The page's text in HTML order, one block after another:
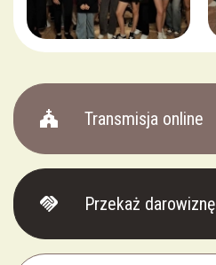
church Transmisja online
handshake Przekaż darowiznę